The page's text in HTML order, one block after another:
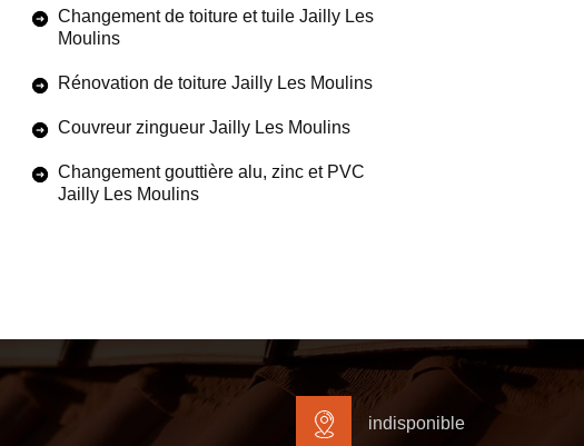
Changement de toiture et tuile Jailly Les
Moulins
Rénovation de toiture Jailly Les Moulins
Couvreur zingueur Jailly Les Moulins
Changement gouttière alu, zinc et PVC
Jailly Les Moulins
indisponible